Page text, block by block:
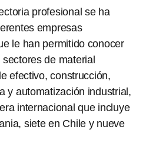
profesional se ha
empresas
le han permitido conocer
de material
efectivo, construcción,
y automatización industrial,
internacional que incluye
siete en Chile y nueve